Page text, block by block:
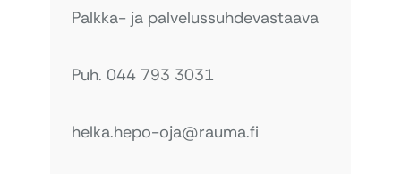
Palkka- ja palvelussuhdevastaava
Puh. 044 793 3031
helka.hepo-oja@rauma.fi